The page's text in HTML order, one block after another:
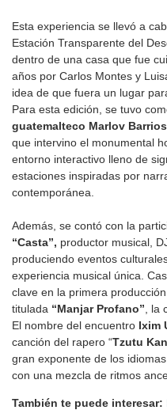
Esta experiencia se llevó a
Estación Transparente del
dentro de una casa que fue
años por Carlos Montes y
idea de que fuera un lugar
Para esta edición, se tuvo
guatemalteco Marlov Barrios
que intervino el monumental
entorno interactivo lleno de
estaciones inspiradas por
contemporánea.
Además, se contó con la
“Casta”, productor musical,
produciendo eventos
experiencia musical única.
clave en la primera
titulada “Manjar Profano” ,
El nombre del encuentro Ixim
canción del rapero “Tzutu Kan
gran exponente de los
con una mezcla de ritmos
También te puede interesar: